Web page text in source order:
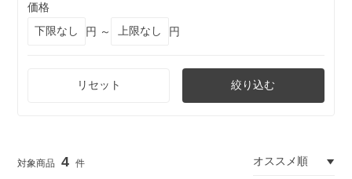
価格
円 ～
円
リセット 絞り込む
4